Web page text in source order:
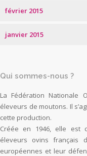
février 2015
janvier 2015
Qui sommes-nous ?
La Fédération Nationale
éleveurs de moutons. Il
cette production.
Créée en 1946, elle est
éleveurs ovins français
européennes et leur